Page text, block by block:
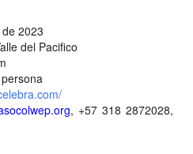
2023
del Pacifico
, +57 318 2872028,